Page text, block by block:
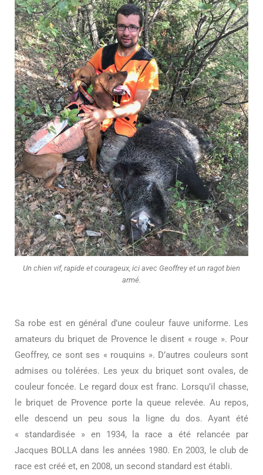
Un chien vif, rapide et courageux, ici avec Geoffrey et un ragot bien
armé.
Sa robe est en général d’une couleur fauve uniforme. Les
amateurs du briquet de Provence le disent « rouge ». Pour
Geoffrey, ce sont ses « rouquins ». D’autres couleurs sont
admises ou tolérées. Les yeux du briquet sont ovales, de
couleur foncée. Le regard doux est franc. Lorsqu’il chasse,
le briquet de Provence porte la queue relevée. Au repos,
elle descend un peu sous la ligne du dos. Ayant été
« standardisée » en 1934, la race a été relancée par
Jacques BOLLA dans les années 1980. En 2003, le club de
race est créé et, en 2008, un second standard est établi.